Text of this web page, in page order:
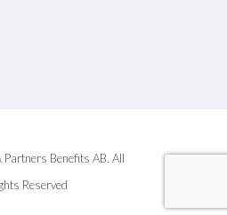
Partners Benefits AB. All
Reserved